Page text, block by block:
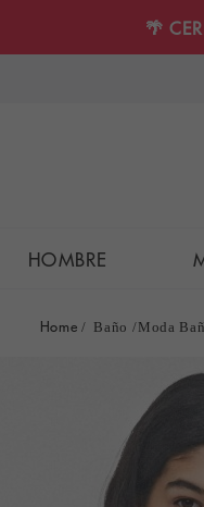
🌴
HOMBRE
Home Baño Moda